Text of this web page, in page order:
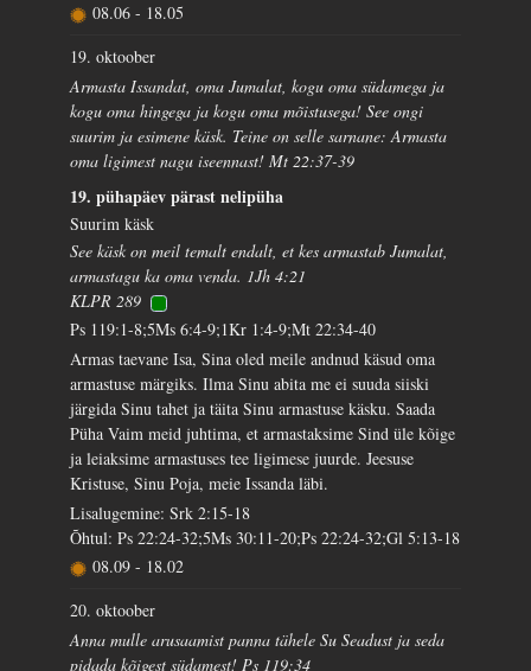
08.06 - 18.05
19. oktoober
Armasta Issandat, oma Jumalat, kogu oma südamega ja
kogu oma hingega ja kogu oma mõistusega! See ongi
suurim ja esimene käsk. Teine on selle sarnane: Armasta
oma ligimest nagu iseennast! Mt 22:37-39
19. pühapäev pärast nelipüha
Suurim käsk
See käsk on meil temalt endalt, et kes armastab Jumalat,
armastagu ka oma venda. 1Jh 4:21
KLPR 289
Ps 119:1-8;5Ms 6:4-9;1Kr 1:4-9;Mt 22:34-40
Armas taevane Isa, Sina oled meile andnud käsud oma
armastuse märgiks. Ilma Sinu abita me ei suuda siiski
järgida Sinu tahet ja täita Sinu armastuse käsku. Saada
Püha Vaim meid juhtima, et armastaksime Sind üle kõige
ja leiaksime armastuses tee ligimese juurde. Jeesuse
Kristuse, Sinu Poja, meie Issanda läbi.
Lisalugemine: Srk 2:15-18
Õhtul: Ps 22:24-32;5Ms 30:11-20;Ps 22:24-32;Gl 5:13-18
08.09 - 18.02
20. oktoober
Anna mulle arusaamist panna tähele Su Seadust ja seda
pidada kõigest südamest! Ps 119:34